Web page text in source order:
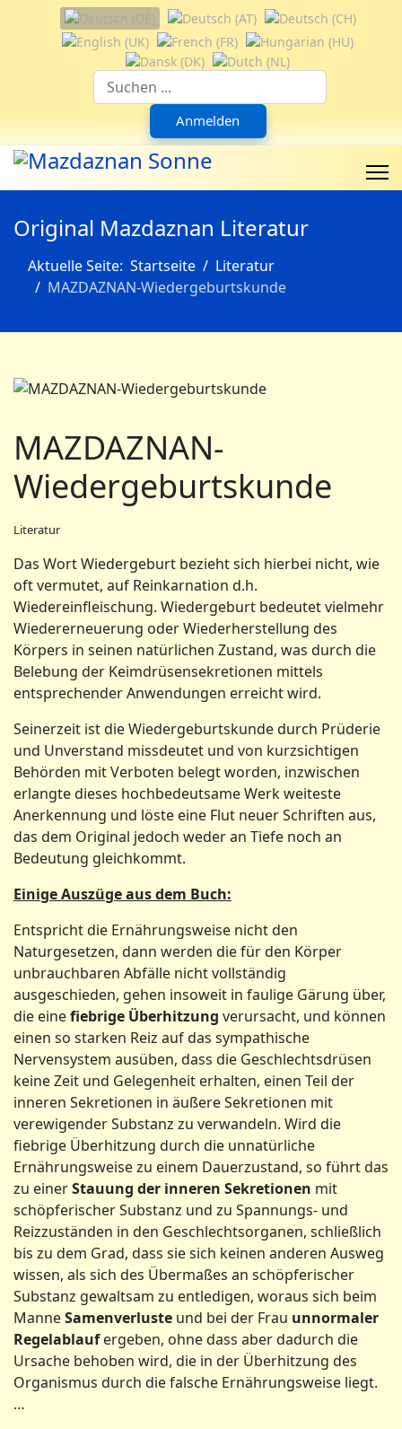
Sprache auswählen
Anmelden
Original Mazdaznan Literatur
Aktuelle Seite: Startseite
Literatur
MAZDAZNAN-Wiedergeburtskunde
MAZDAZNAN-
Wiedergeburtskunde
Literatur
Das Wort Wiedergeburt bezieht sich hierbei nicht, wie
oft vermutet, auf Reinkarnation d.h.
Wiedereinfleischung. Wiedergeburt bedeutet vielmehr
Wiedererneuerung oder Wiederherstellung des
Körpers in seinen natürlichen Zustand, was durch die
Belebung der Keimdrüsensekretionen mittels
entsprechender Anwendungen erreicht wird.
Seinerzeit ist die Wiedergeburtskunde durch Prüderie
und Unverstand missdeutet und von kurzsichtigen
Behörden mit Verboten belegt worden, inzwischen
erlangte dieses hochbedeutsame Werk weiteste
Anerkennung und löste eine Flut neuer Schriften aus,
das dem Original jedoch weder an Tiefe noch an
Bedeutung gleichkommt.
Einige Auszüge aus dem Buch:
Entspricht die Ernährungsweise nicht den
Naturgesetzen, dann werden die für den Körper
unbrauchbaren Abfälle nicht vollständig
ausgeschieden, gehen insoweit in faulige Gärung über,
die einefiebrige Überhitzung verursacht, und können
einen so starken Reiz auf das sympathische
Nervensystem ausüben, dass die Geschlechtsdrüsen
keine Zeit und Gelegenheit erhalten, einen Teil der
inneren Sekretionen in äußere Sekretionen mit
verewigender Substanz zu verwandeln. Wird die
fiebrige Überhitzung durch die unnatürliche
Ernährungsweise zu einem Dauerzustand, so führt das
zu einerStauung der inneren Sekretionen mit
schöpferischer Substanz und zu Spannungs- und
Reizzuständen in den Geschlechtsorganen, schließlich
bis zu dem Grad, dass sie sich keinen anderen Ausweg
wissen, als sich des Übermaßes an schöpferischer
Substanz gewaltsam zu entledigen, woraus sich beim
ManneSamenverluste und bei der Frau unnormaler
Regelablaufergeben, ohne dass aber dadurch die
Ursache behoben wird, die in der Überhitzung des
Organismus durch die falsche Ernährungsweise liegt.
…